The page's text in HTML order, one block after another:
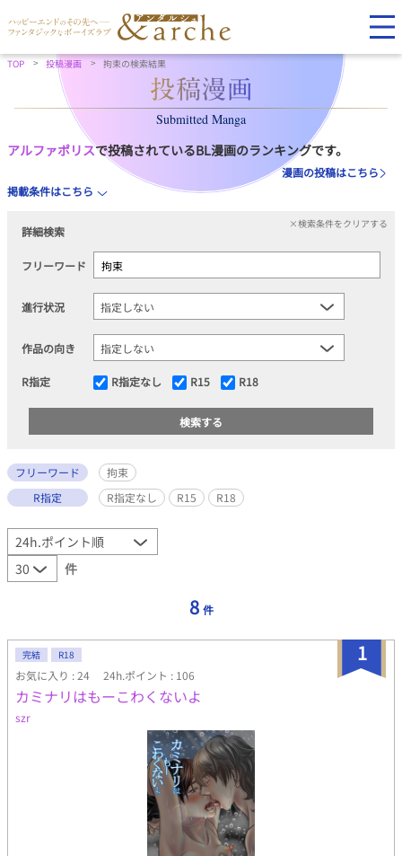
TOP 投稿漫画 拘束の検索結果
Submitted Manga
アルファポリスで投稿されているBL漫画のランキングです。
漫画の投稿はこちら
掲載条件はこちら
詳細検索
×検索条件をクリアする
フリーワード
進行状況
作品の向き
R指定 R指定なし R15 R18
フリーワード
拘束
R指定
R指定なし R15 R18
件
8 件
1
完結 R18
お気に入り : 24 24h.ポイント : 106
カミナリはもーこわくないよ
szr